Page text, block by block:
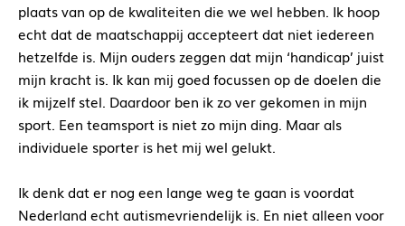
plaats van op de kwaliteiten die we wel hebben. Ik hoop
echt dat de maatschappij accepteert dat niet iedereen
hetzelfde is. Mijn ouders zeggen dat mijn ‘handicap’ juist
mijn kracht is. Ik kan mij goed focussen op de doelen die
ik mijzelf stel. Daardoor ben ik zo ver gekomen in mijn
sport. Een teamsport is niet zo mijn ding. Maar als
individuele sporter is het mij wel gelukt.
Ik denk dat er nog een lange weg te gaan is voordat
Nederland echt autismevriendelijk is. En niet alleen voor